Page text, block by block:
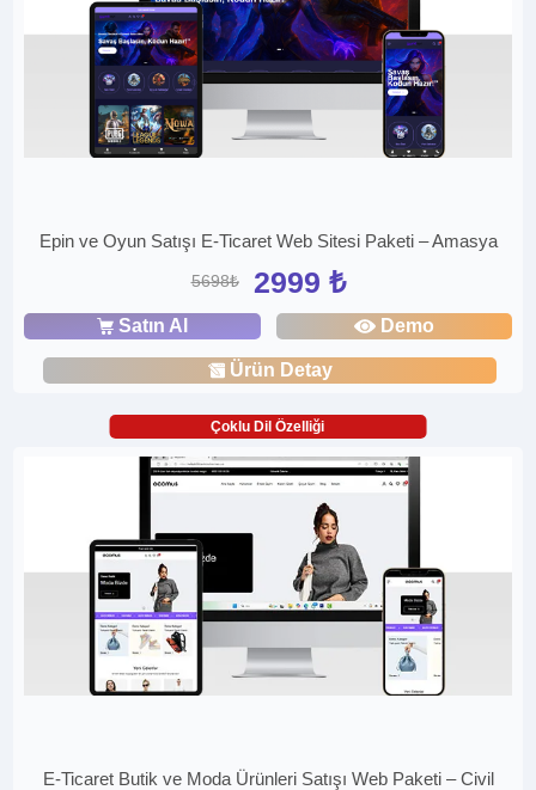
Epin ve Oyun Satışı E-Ticaret Web Sitesi Paketi – Amasya
5698₺ 2999 ₺
Satın Al Demo
Ürün Detay
Çoklu Dil Özelliği
E-Ticaret Butik ve Moda Ürünleri Satışı Web Paketi – Civil